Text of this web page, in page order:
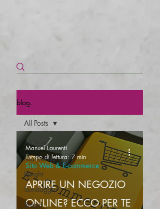
blog.
All Posts
Marketing
Insight
Sondaggio
Brand
All Posts
APRIRE UN NEGOZIO
ONLINE? ECCO PER TE
Sito Web & E-commerce
Manuel Laurenti
Tempo di lettura: 7 min